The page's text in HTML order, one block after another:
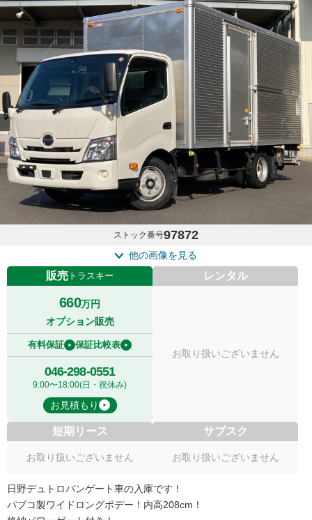
ストック番号97872
他の画像を見る
販売 トラスキー
660万円
オプション販売
有料保証 保証比較表
046-298-0551
9:00〜18:00(日・祝休み)
お見積もり
レンタル
お取り扱いございません
短期リース
お取り扱いございません
サブスク
お取り扱いございません
日野デュトロバンゲート車の入庫です！
パブコ製ワイドロングボデー！内高208cm！